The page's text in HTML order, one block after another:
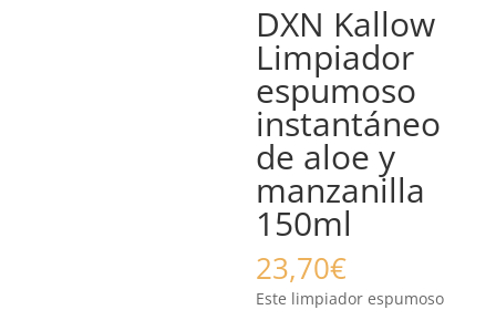
DXN Kallow
Limpiador
espumoso
instantáneo
de aloe y
manzanilla
150ml
23,70€
Este limpiador espumoso